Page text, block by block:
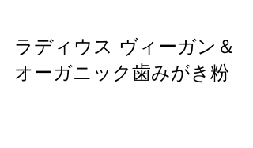
ラディウス ヴィーガン＆
オーガニック歯みがき粉